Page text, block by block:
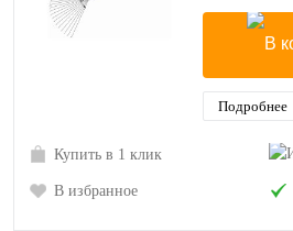
Подробнее
Купить в 1 клик
В избранное